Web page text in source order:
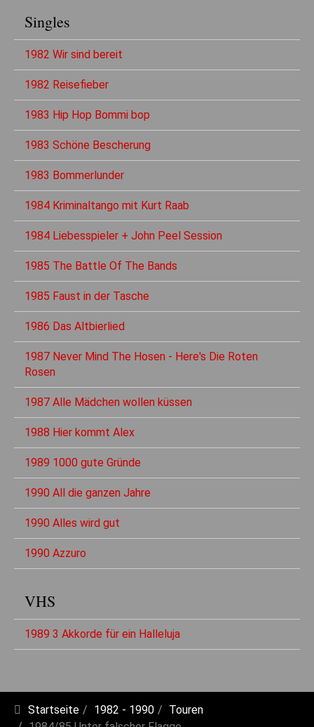
Singles
1982 Wir sind bereit
1982 Reisefieber
1983 Hip Hop Bommi bop
1983 Schöne Bescherung
1983 Bommerlunder
1984 Kriminaltango mit Kurt Raab
1984 Liebesspieler + John Peel Session
1985 The Battle Of The Bands
1985 Faust in der Tasche
1986 Das Altbierlied
1987 Never Mind The Hosen - Here's Die Roten
Rosen
1987 Alle Mädchen wollen küssen
1988 Hier kommt Alex
1989 1000 gute Gründe
1990 All die ganzen Jahre
1990 Alles wird gut
1990 Azzuro
VHS
1989 3 Akkorde für ein Halleluja
Startseite 1982 - 1990
Touren